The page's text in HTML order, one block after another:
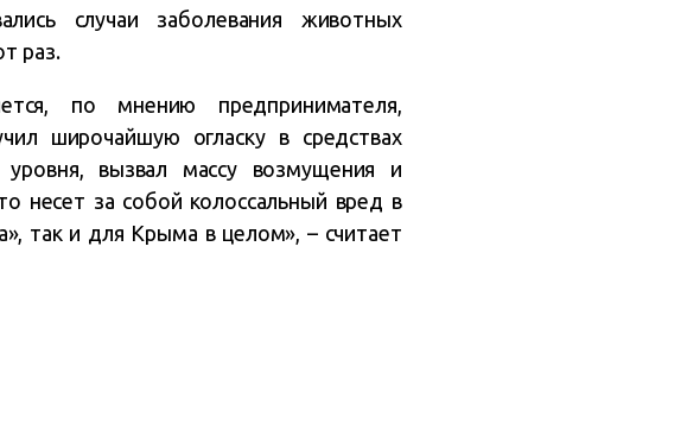
случаи заболевания животных
раз.
по мнению предпринимателя,
широчайшую огласку в средствах
вызвал массу возмущения и
несет за собой колоссальный вред в
так и для Крыма в целом», – считает